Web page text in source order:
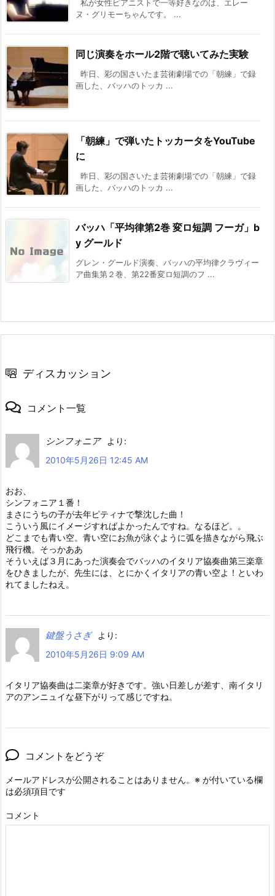
私が女性ピアニストで一等好きなのは、エレー
ヌ・グリモーちゃんです。 ...
同じ演奏をホール2階で聴いてみた実験
昨日、彩の国さいたま芸術劇場での「朝練」で録
画した、バッハのトッカ ...
「朝練」で弾いたトッカータをYouTube
に
昨日、彩の国さいたま芸術劇場での「朝練」で録
画した、バッハのトッカ ...
バッハ「平均律第2巻 変ロ短調 フーガ」b
y グールド
グレン・グールド演奏、バッハの平均律クラヴィー
ア曲集第２巻、第22番変ロ短調のフ ...
ディスカッション
コメント一覧
シンフォニア
より:
2010年5月26日 12:45 AM
おお、
シンフォニア１番！
まさにうちの子が去年ピティナで撃沈した曲！
こういう風にイメージすればよかったんですね。なるほど。。
どこまでも青い空。青い空にお魚が泳ぐように弧を描きながら飛ぶ
飛行機。そっかああ
そういえば３月にあった演奏会でバッハのイタリア協奏曲第三楽章
をひきましたが、先生には、とにかくイタリアの青い空よ！といわ
れてましたねえ。
鍵盤うさぎ
より:
2010年5月26日 9:09 AM
イタリア協奏曲は二楽章が好きです。強い日差しが差す、南イタリ
アのアンニュイな昼下がりって感じですね。
コメントをどうぞ
メールアドレスが公開されることはありません。 ※ が付いている欄
は必須項目です
コメント